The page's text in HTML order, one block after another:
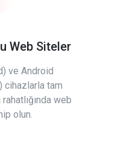
Web Siteler
ve Android
cihazlarla tam
web
olun.